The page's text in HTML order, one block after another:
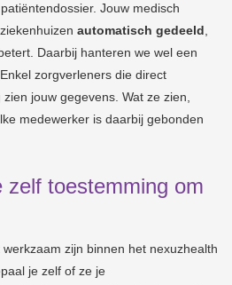
Jouw medisch
automatisch gedeeld
Daarbij hanteren we wel een
zorgverleners die direct
jouw gegevens. Wat ze zien,
medewerker is daarbij gebonden
zelf toestemming om
zijn binnen het nexuzhealth
je zelf of ze je